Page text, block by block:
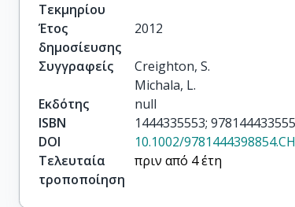
Τεκμηρίου
Έτος
δημοσίευσης
2012
Συγγραφείς
Creighton, S.
Michala, L.
Εκδότης
null
ISBN
1444335553;
DOI
10.1002/
Τελευταία
τροποποίηση
πριν από 4 έτη